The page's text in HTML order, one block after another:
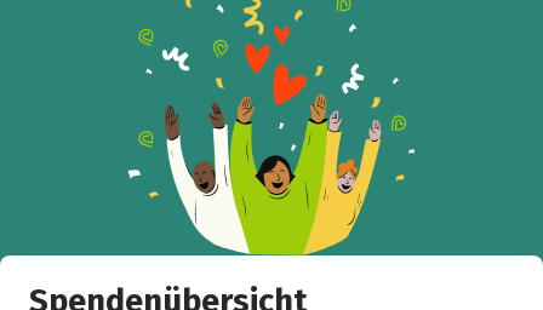
Spendenübersicht